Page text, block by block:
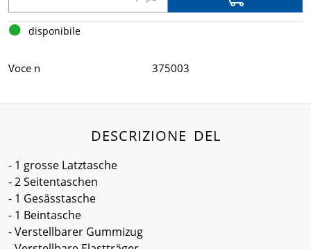
disponibile
Voce n 375003
DESCRIZIONE DEL
- 1 grosse Latztasche
- 2 Seitentaschen
- 1 Gesässtasche
- 1 Beintasche
- Verstellbarer Gummizug